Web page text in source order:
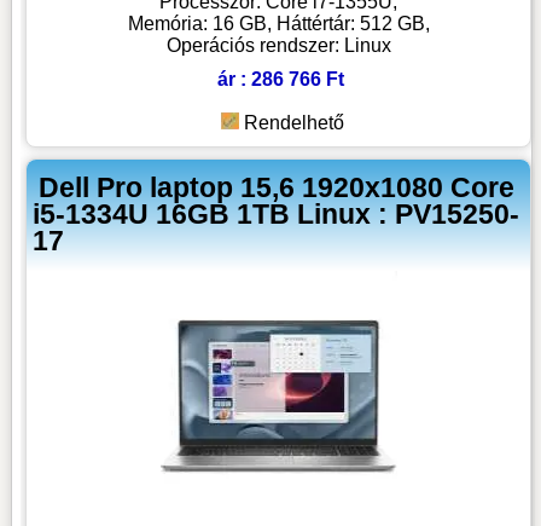
Memória: 16 GB, Háttértár: 512 GB,
Operációs rendszer: Linux
ár : 286 766 Ft
Rendelhető
Dell Pro laptop 15,6 1920x1080 Core
i5-1334U 16GB 1TB Linux : PV15250-
17